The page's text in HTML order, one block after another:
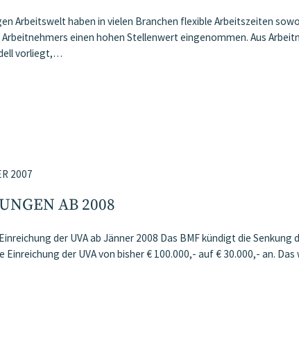
Arbeitswelt haben in vielen Branchen flexible Arbeitszeiten
Arbeitnehmers einen hohen Stellenwert eingenommen. Aus
vorliegt,…
2007
AB 2008
der UVA ab Jänner 2008 Das BMF kündigt die
Einreichung der UVA von bisher € 100.000,- auf € 30.000,- an.